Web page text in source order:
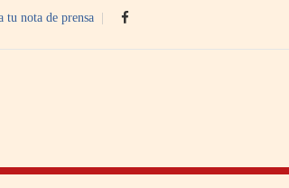
tu nota de prensa